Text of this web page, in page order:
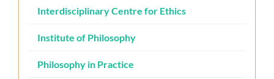
Interdisciplinary Centre for Ethics
Institute of Philosophy
Philosophy in Practice